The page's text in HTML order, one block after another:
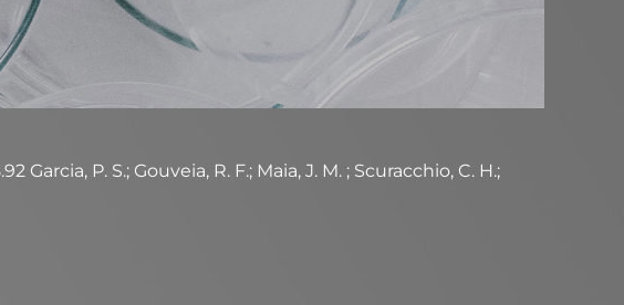
P. S.; Gouveia, R. F.; Maia, J. M. ; Scuracchio, C. H.;